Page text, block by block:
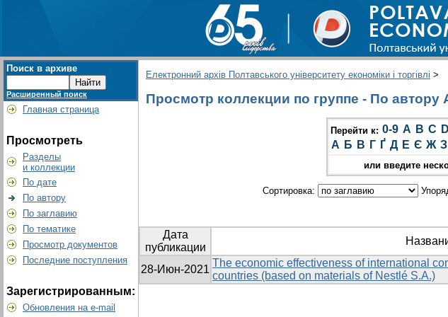
Поиск в архиве
Расширенный поиск
Главная страница
Просмотреть
Разделы
и коллекции
По дате
По автору
По заглавию
По тематике
Просмотр документов
Последние поступления
Зарегистрированным:
Обновления на e-mail
Електронний архів Полтавського університету економіки і торгівлі >
Просмотр коллекции по группе - По
Перейти к: 0-9 A B C D
А Б В Г Ґ Д Е Є Ж З
или введите
Сортировка:
Дата
публикации
28-Июн-2021
The economic effectiveness of international
countries (based on materials of Nestlé S.A.)